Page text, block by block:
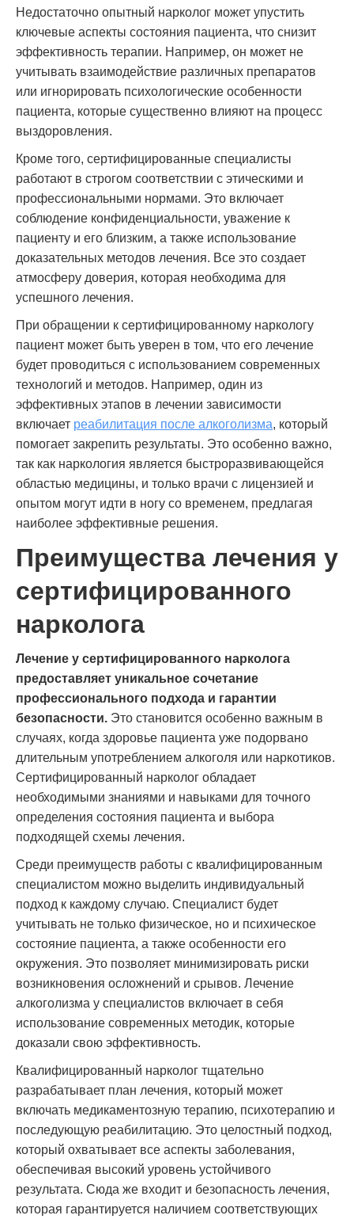
Недостаточно опытный нарколог может упустить
ключевые аспекты состояния пациента, что снизит
эффективность терапии. Например, он может не
учитывать взаимодействие различных препаратов
или игнорировать психологические особенности
пациента, которые существенно влияют на процесс
выздоровления.
Кроме того, сертифицированные специалисты
работают в строгом соответствии с этическими и
профессиональными нормами. Это включает
соблюдение конфиденциальности, уважение к
пациенту и его близким, а также использование
доказательных методов лечения. Все это создает
атмосферу доверия, которая необходима для
успешного лечения.
При обращении к сертифицированному наркологу
пациент может быть уверен в том, что его лечение
будет проводиться с использованием современных
технологий и методов. Например, один из
эффективных этапов в лечении зависимости
включает реабилитация после алкоголизма, который
помогает закрепить результаты. Это особенно важно,
так как наркология является быстроразвивающейся
областью медицины, и только врачи с лицензией и
опытом могут идти в ногу со временем, предлагая
наиболее эффективные решения.
Преимущества лечения у
сертифицированного
нарколога
Лечение у сертифицированного нарколога
предоставляет уникальное сочетание
профессионального подхода и гарантии
безопасности. Это становится особенно важным в
случаях, когда здоровье пациента уже подорвано
длительным употреблением алкоголя или наркотиков.
Сертифицированный нарколог обладает
необходимыми знаниями и навыками для точного
определения состояния пациента и выбора
подходящей схемы лечения.
Среди преимуществ работы с квалифицированным
специалистом можно выделить индивидуальный
подход к каждому случаю. Специалист будет
учитывать не только физическое, но и психическое
состояние пациента, а также особенности его
окружения. Это позволяет минимизировать риски
возникновения осложнений и срывов. Лечение
алкоголизма у специалистов включает в себя
использование современных методик, которые
доказали свою эффективность.
Квалифицированный нарколог тщательно
разрабатывает план лечения, который может
включать медикаментозную терапию, психотерапию и
последующую реабилитацию. Это целостный подход,
который охватывает все аспекты заболевания,
обеспечивая высокий уровень устойчивого
результата. Сюда же входит и безопасность лечения,
которая гарантируется наличием соответствующих